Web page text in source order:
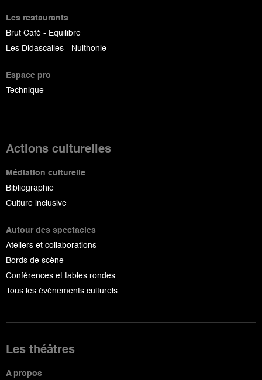
Les restaurants
Brut Café - Equilibre
Les Didascalies - Nuithonie
Espace pro
Technique
Actions culturelles
Médiation culturelle
Bibliographie
Culture inclusive
Autour des spectacles
Ateliers et collaborations
Bords de scène
Conférences et tables rondes
Tous les événements culturels
Les théâtres
A propos